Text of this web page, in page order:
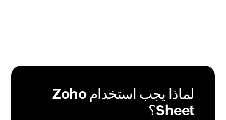
لماذا يجب استخدامZoho
Sheet؟